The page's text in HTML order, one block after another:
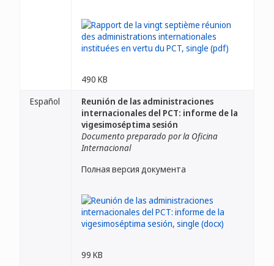
490 KB
Español
Reunión de las administraciones
internacionales del PCT: informe de la
vigesimoséptima sesión
Documento preparado por la Oficina
Internacional
Полная версия документа
99 KB